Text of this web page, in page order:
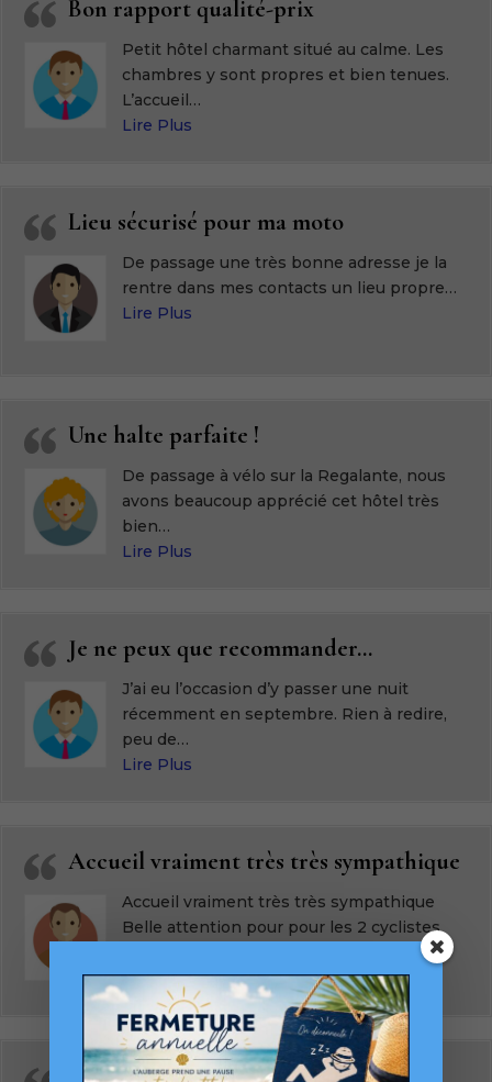
Bon rapport qualité-prix
Petit hôtel charmant situé au calme. Les
chambres y sont propres et bien tenues.
L’accueil…
Lire Plus
Lieu sécurisé pour ma moto
De passage une très bonne adresse je la
rentre dans mes contacts un lieu propre…
Lire Plus
Une halte parfaite !
De passage à vélo sur la Regalante, nous
avons beaucoup apprécié cet hôtel très
bien…
Lire Plus
Je ne peux que recommander…
J’ai eu l’occasion d’y passer une nuit
récemment en septembre. Rien à redire,
peu de…
Lire Plus
Accueil vraiment très très sympathique
Accueil vraiment très très sympathique
Belle attention pour pour les 2 cyclistes
Lire Plus« Accueil vraiment très très
le bouche à oreilles fonctionne bien